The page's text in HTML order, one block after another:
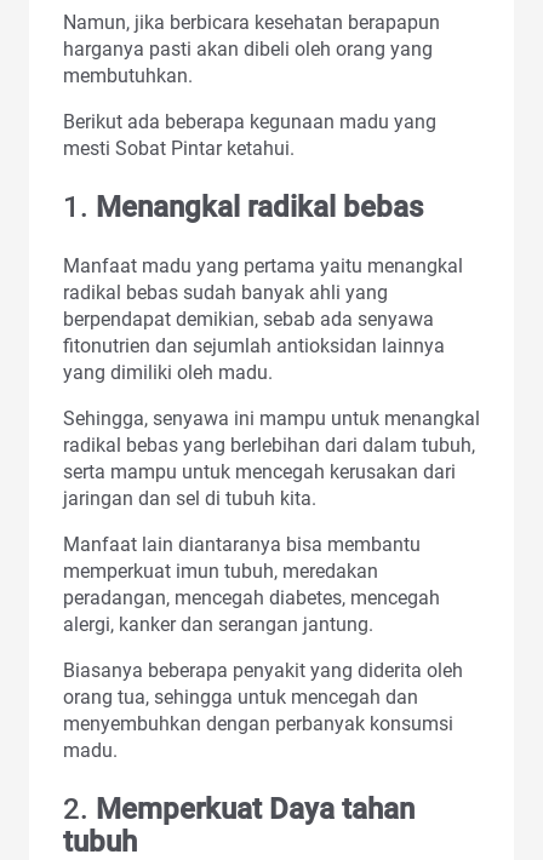
Namun, jika berbicara kesehatan berapapun
harganya pasti akan dibeli oleh orang yang
membutuhkan.
Berikut ada beberapa kegunaan madu yang
mesti Sobat Pintar ketahui.
1. Menangkal radikal bebas
Manfaat madu yang pertama yaitu menangkal
radikal bebas sudah banyak ahli yang
berpendapat demikian, sebab ada senyawa
fitonutrien dan sejumlah antioksidan lainnya
yang dimiliki oleh madu.
Sehingga, senyawa ini mampu untuk menangkal
radikal bebas yang berlebihan dari dalam tubuh,
serta mampu untuk mencegah kerusakan dari
jaringan dan sel di tubuh kita.
Manfaat lain diantaranya bisa membantu
memperkuat imun tubuh, meredakan
peradangan, mencegah diabetes, mencegah
alergi, kanker dan serangan jantung.
Biasanya beberapa penyakit yang diderita oleh
orang tua, sehingga untuk mencegah dan
menyembuhkan dengan perbanyak konsumsi
madu.
2. Memperkuat Daya tahan
tubuh